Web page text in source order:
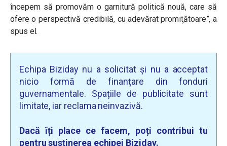
începem să promovăm o garnitură politică nouă, care să
ofere o perspectivă credibilă, cu adevărat promiţătoare”, a
spus el.
Echipa Biziday nu a solicitat și nu a acceptat
nicio formă de finanțare din fonduri
guvernamentale. Spațiile de publicitate sunt
limitate, iar reclama neinvazivă.
Dacă îți place ce facem, poți contribui tu
pentru susținerea echipei Biziday.